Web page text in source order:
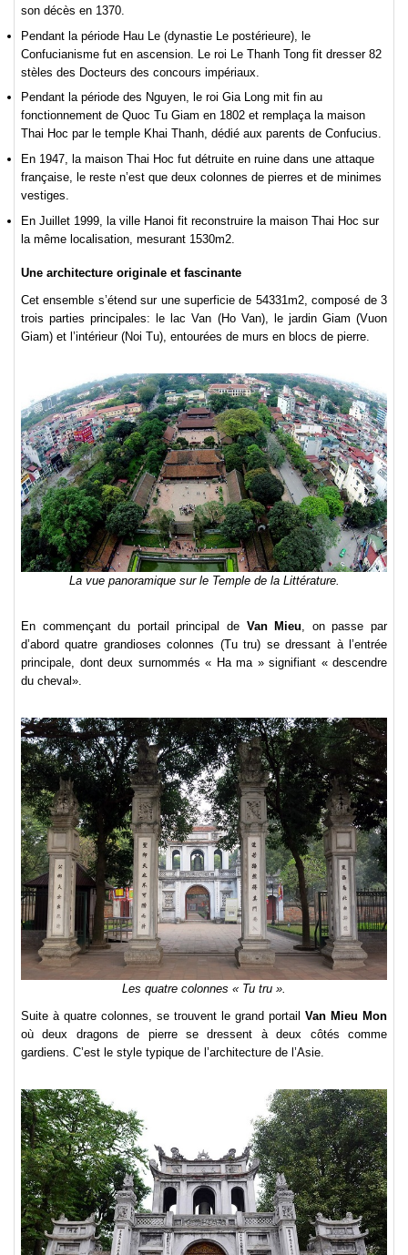
son décès en 1370.
Pendant la période Hau Le (dynastie Le postérieure), le
Confucianisme fut en ascension. Le roi Le Thanh Tong fit dresser 82
stèles des Docteurs des concours impériaux.
Pendant la période des Nguyen, le roi Gia Long mit fin au
fonctionnement de Quoc Tu Giam en 1802 et remplaça la maison
Thai Hoc par le temple Khai Thanh, dédié aux parents de Confucius.
En 1947, la maison Thai Hoc fut détruite en ruine dans une attaque
française, le reste n’est que deux colonnes de pierres et de minimes
vestiges.
En Juillet 1999, la ville Hanoi fit reconstruire la maison Thai Hoc sur
la même localisation, mesurant 1530m2.
Une architecture originale et fascinante
Cet ensemble s’étend sur une superficie de 54331m2, composé de 3
trois parties principales: le lac Van (Ho Van), le jardin Giam (Vuon
Giam) et l’intérieur (Noi Tu), entourées de murs en blocs de pierre.
La vue panoramique sur le Temple de la Littérature.
En commençant du portail principal de Van Mieu, on passe par
d’abord quatre grandioses colonnes (Tu tru) se dressant à l’entrée
principale, dont deux surnommés « Ha ma » signifiant « descendre
du cheval».
Les quatre colonnes « Tu tru ».
Suite à quatre colonnes, se trouvent le grand portail Van Mieu Mon
où deux dragons de pierre se dressent à deux côtés comme
gardiens. C’est le style typique de l’architecture de l’Asie.